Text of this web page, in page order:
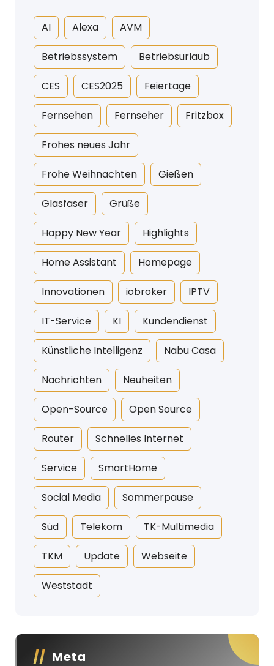
AI Alexa AVM
Betriebssystem Betriebsurlaub
CES CES2025 Feiertage
Fernsehen Fernseher Fritzbox
Frohes neues Jahr
Frohe Weihnachten Gießen
Glasfaser Grüße
Happy New Year Highlights
Home Assistant Homepage
Innovationen iobroker IPTV
IT-Service KI Kundendienst
Künstliche Intelligenz Nabu Casa
Nachrichten Neuheiten
Open-Source Open Source
Router Schnelles Internet
Service SmartHome
Social Media Sommerpause
Süd Telekom TK-Multimedia
TKM Update Webseite
Weststadt
Meta